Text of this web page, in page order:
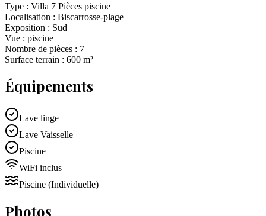
Type : Villa 7 Pièces piscine
Localisation : Biscarrosse-plage
Exposition : Sud
Vue : piscine
Nombre de pièces : 7
Surface terrain : 600 m²
Équipements
Lave linge
Lave Vaisselle
Piscine
WiFi inclus
Piscine (Individuelle)
Photos